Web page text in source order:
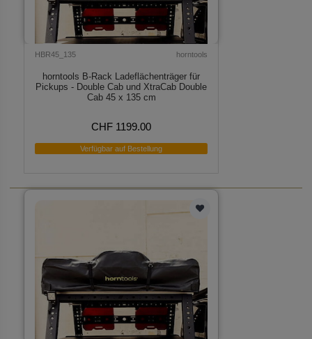
HBR45_135 horntools
horntools B-Rack Ladeflächenträger für
Pickups - Double Cab und XtraCab Double
Cab 45 x 135 cm
CHF 1199.00
Verfügbar auf Bestellung